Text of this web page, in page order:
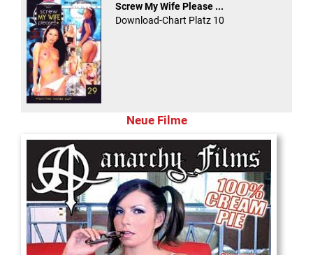
Screw My Wife Please ...
Download-Chart Platz 10
Neue Filme